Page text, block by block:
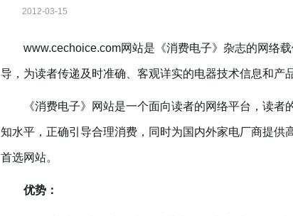
2012-03-15
www.cechoice.com网站是《消费电子》杂志的网络
导，为读者传递及时准确、客观详实的电器技术信息和产
《消费电子》网站是一个面向读者的网络平台，读者
知水平，正确引导合理消费，同时为国内外家电厂商提
首选网站。
优势：